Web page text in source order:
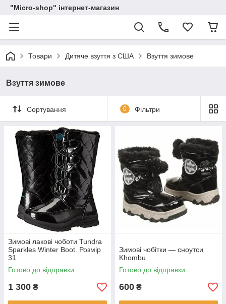
"Micro-shop" інтернет-магазин
Товари Дитяче взуття з США Взуття зимове
Взуття зимове
Сортування 0 Фільтри
Зимові лакові чоботи Tundra
Sparkles Winter Boot. Розмір
31
Готово до відправки
1 300 ₴
Зимові чобітки — сноутси
Khombu
Готово до відправки
600 ₴